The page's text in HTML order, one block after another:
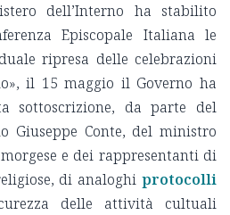
dell’Interno ha stabilito
Episcopale Italiana le
ripresa delle celebrazioni
il 15 maggio il Governo ha
sottoscrizione, da parte del
Giuseppe Conte, del ministro
e dei rappresentanti di
di analoghi protocolli
delle attività cultuali